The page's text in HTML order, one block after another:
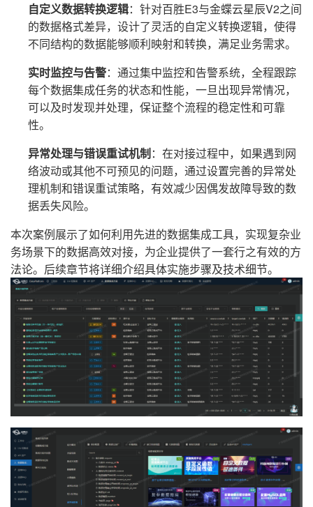
自定义数据转换逻辑：针对百胜E3与金蝶云星辰V2之间
的数据格式差异，设计了灵活的自定义转换逻辑，使得
不同结构的数据能够顺利映射和转换，满足业务需求。
实时监控与告警：通过集中监控和告警系统，全程跟踪
每个数据集成任务的状态和性能，一旦出现异常情况，
可以及时发现并处理，保证整个流程的稳定性和可靠
性。
异常处理与错误重试机制：在对接过程中，如果遇到网
络波动或其他不可预见的问题，通过设置完善的异常处
理机制和错误重试策略，有效减少因偶发故障导致的数
据丢失风险。
本次案例展示了如何利用先进的数据集成工具，实现复杂业
务场景下的数据高效对接，为企业提供了一套行之有效的方
法论。后续章节将详细介绍具体实施步骤及技术细节。